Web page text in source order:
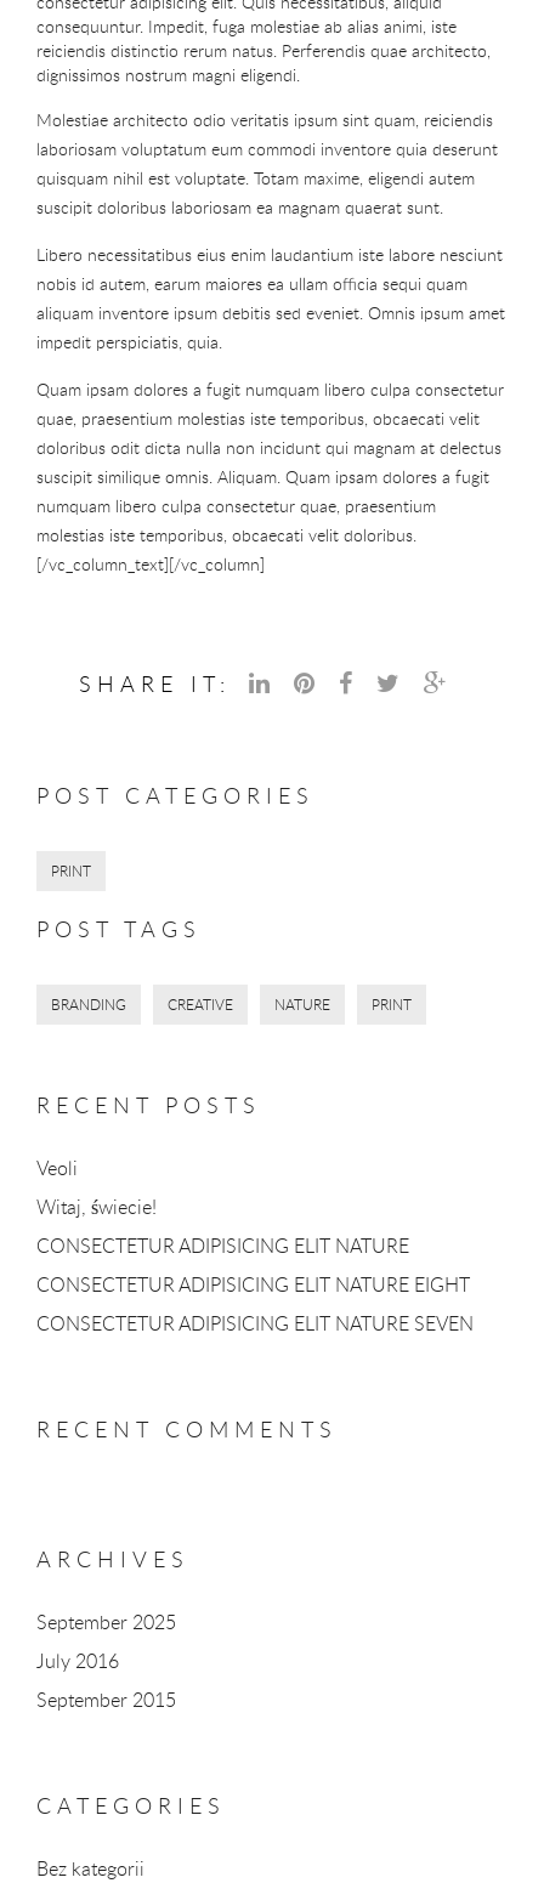
consequuntur. Impedit, fuga molestiae ab alias animi, iste
reiciendis distinctio rerum natus. Perferendis quae architecto,
dignissimos nostrum magni eligendi.
Molestiae architecto odio veritatis ipsum sint quam, reiciendis
laboriosam voluptatum eum commodi inventore quia deserunt
quisquam nihil est voluptate. Totam maxime, eligendi autem
suscipit doloribus laboriosam ea magnam quaerat sunt.
Libero necessitatibus eius enim laudantium iste labore nesciunt
nobis id autem, earum maiores ea ullam officia sequi quam
aliquam inventore ipsum debitis sed eveniet. Omnis ipsum amet
impedit perspiciatis, quia.
Quam ipsam dolores a fugit numquam libero culpa consectetur
quae, praesentium molestias iste temporibus, obcaecati velit
doloribus odit dicta nulla non incidunt qui magnam at delectus
suscipit similique omnis. Aliquam. Quam ipsam dolores a fugit
numquam libero culpa consectetur quae, praesentium
molestias iste temporibus, obcaecati velit doloribus.
[/vc_column_text][/vc_column]
SHARE IT:
POST CATEGORIES
PRINT
POST TAGS
BRANDING CREATIVE NATURE PRINT
RECENT POSTS
Veoli
Witaj, świecie!
CONSECTETUR ADIPISICING ELIT NATURE
CONSECTETUR ADIPISICING ELIT NATURE EIGHT
CONSECTETUR ADIPISICING ELIT NATURE SEVEN
RECENT COMMENTS
ARCHIVES
September 2025
July 2016
September 2015
CATEGORIES
Bez kategorii